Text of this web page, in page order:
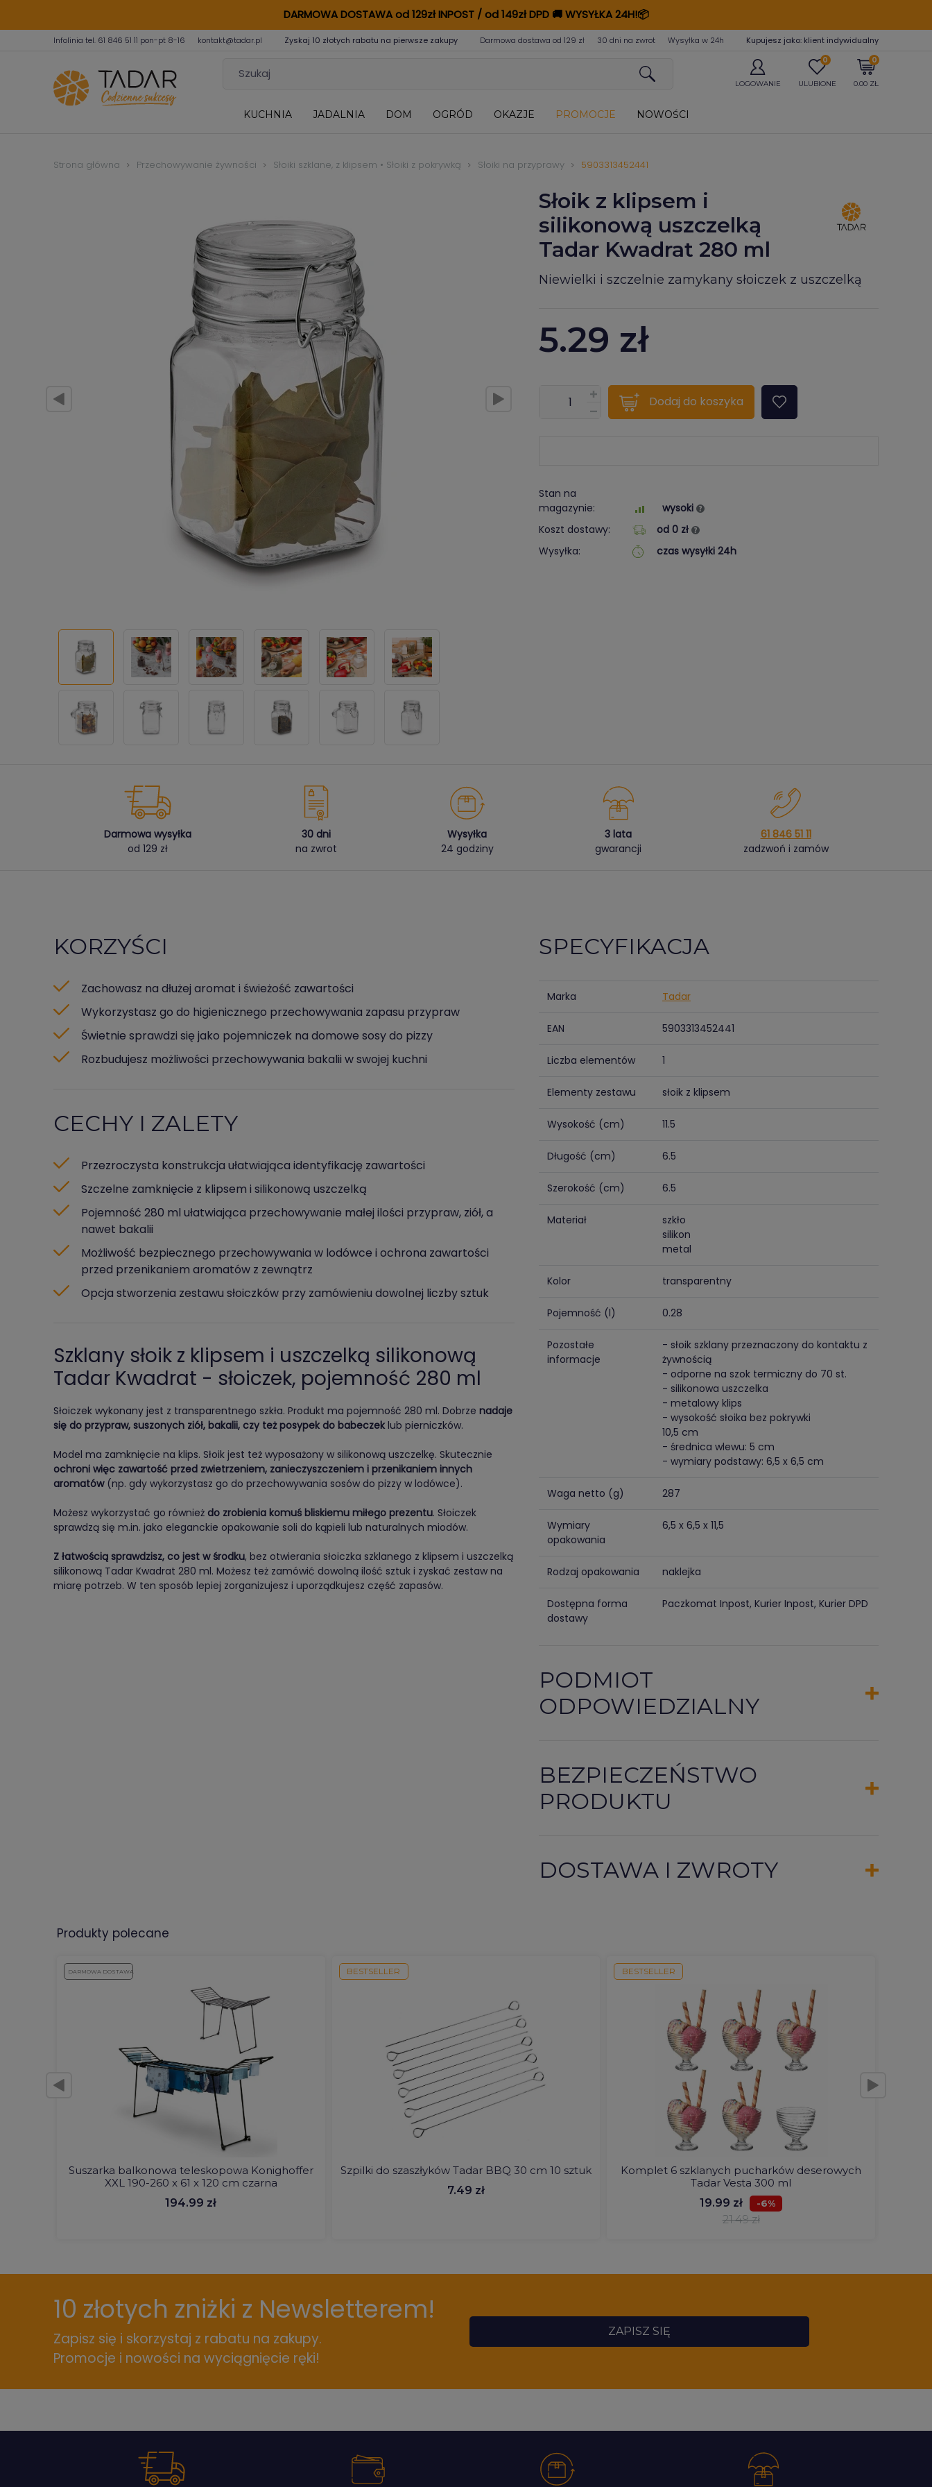
DARMOWA DOSTAWA od 129zł INPOST / od 149zł DPD🚚WYSYŁKA 24H!📦
Infolinia tel. 61 846 51 11 pon-pt 8-16 kontakt@tadar.pl Zyskaj 10 złotych rabatu na pierwsze zakupy Darmowa dostawa od 129 zł 30 dni na zwrot Wysyłka w 24h Kupujesz jako: klient indywidualny
LOGOWANIE
0
ULUBIONE
0
0.00 ZŁ
KUCHNIA JADALNIA DOM OGRÓD OKAZJE PROMOCJE NOWOŚCI
Strona główna Przechowywanie żywności Słoiki szklane, z klipsem • Słoiki z pokrywką Słoiki na przyprawy 5903313452441
Słoik z klipsem i
silikonową uszczelką
Tadar Kwadrat 280 ml
Niewielki i szczelnie zamykany słoiczek z uszczelką
5.29 zł
???pl.msg.item.quantity???
Dodaj do koszyka
Stan na
magazynie:
wysoki
Koszt dostawy:
od 0 zł
Wysyłka:
czas wysyłki 24h
Darmowa wysyłka
od 129 zł
30 dni
na zwrot
Wysyłka
24 godziny
3 lata
gwarancji
61 846 51 11
zadzwoń i zamów
KORZYŚCI
Zachowasz na dłużej aromat i świeżość zawartości
Wykorzystasz go do higienicznego przechowywania zapasu przypraw
Świetnie sprawdzi się jako pojemniczek na domowe sosy do pizzy
Rozbudujesz możliwości przechowywania bakalii w swojej kuchni
CECHY I ZALETY
Przezroczysta konstrukcja ułatwiająca identyfikację zawartości
Szczelne zamknięcie z klipsem i silikonową uszczelką
Pojemność 280 ml ułatwiająca przechowywanie małej ilości przypraw, ziół, a
nawet bakalii
Możliwość bezpiecznego przechowywania w lodówce i ochrona zawartości
przed przenikaniem aromatów z zewnątrz
Opcja stworzenia zestawu słoiczków przy zamówieniu dowolnej liczby sztuk
Szklany słoik z klipsem i uszczelką silikonową
Tadar Kwadrat - słoiczek, pojemność 280 ml
Słoiczek wykonany jest z transparentnego szkła. Produkt ma pojemność 280 ml. Dobrze nadaje
się do przypraw, suszonych ziół, bakalii, czy też posypek do babeczeklub pierniczków.
Model ma zamknięcie na klips. Słoik jest też wyposażony w silikonową uszczelkę. Skutecznie
ochroni więc zawartość przed zwietrzeniem, zanieczyszczeniem i przenikaniem innych
aromatów(np. gdy wykorzystasz go do przechowywania sosów do pizzy w lodówce).
Możesz wykorzystać go również do zrobienia komuś bliskiemu miłego prezentu. Słoiczek
sprawdzą się m.in. jako eleganckie opakowanie soli do kąpieli lub naturalnych miodów.
Z łatwością sprawdzisz, co jest w środku, bez otwierania słoiczka szklanego z klipsem i uszczelką
silikonową Tadar Kwadrat 280 ml. Możesz też zamówić dowolną ilość sztuk i zyskać zestaw na
miarę potrzeb. W ten sposób lepiej zorganizujesz i uporządkujesz część zapasów.
SPECYFIKACJA
Marka Tadar
EAN 5903313452441
Liczba elementów 1
Elementy zestawu słoik z klipsem
Wysokość (cm) 11.5
Długość (cm) 6.5
Szerokość (cm) 6.5
Materiał
szkło
silikon
metal
Kolor transparentny
Pojemność (l) 0.28
Pozostałe
informacje
- słoik szklany przeznaczony do kontaktu z
żywnością
- odporne na szok termiczny do 70 st.
- silikonowa uszczelka
- metalowy klips
- wysokość słoika bez pokrywki
10,5 cm
- średnica wlewu: 5 cm
- wymiary podstawy: 6,5 x 6,5 cm
Waga netto (g) 287
Wymiary
opakowania
6,5 x 6,5 x 11,5
Rodzaj opakowania naklejka
Dostępna forma
dostawy
Paczkomat Inpost, Kurier Inpost, Kurier DPD
PODMIOT
ODPOWIEDZIALNY
BEZPIECZEŃSTWO
PRODUKTU
DOSTAWA I ZWROTY
produkty polecane
DARMOWA DOSTAWA
Suszarka balkonowa teleskopowa Konighoffer
XXL 190-260 x 61 x 120 cm czarna
194.99 zł
BESTSELLER
Szpilki do szaszłyków Tadar BBQ 30 cm 10 sztuk
7.49 zł
BESTSELLER
Komplet 6 szklanych pucharków deserowych
Tadar Vesta 300 ml
19.99 zł
-6%
21.49 zł
10 złotych zniżki z Newsletterem!
Zapisz się i skorzystaj z rabatu na zakupy.
Promocje i nowości na wyciągnięcie ręki!
ZAPISZ SIĘ